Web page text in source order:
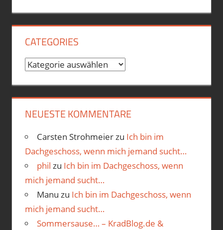
CATEGORIES
Categories
NEUESTE KOMMENTARE
Carsten Strohmeierzu Ich bin im
Dachgeschoss, wenn mich jemand sucht…
phil zu Ich bin im Dachgeschoss, wenn
mich jemand sucht…
Manu zu Ich bin im Dachgeschoss, wenn
mich jemand sucht…
Sommersause… – KradBlog.de &